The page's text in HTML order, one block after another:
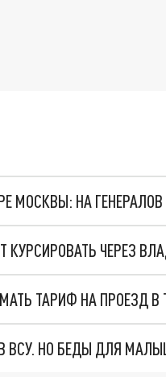
МОСКВЫ: НА
ТАРИФ НА ПРОЕЗД В
ВСУ. НО БЕДЫ ДЛЯ